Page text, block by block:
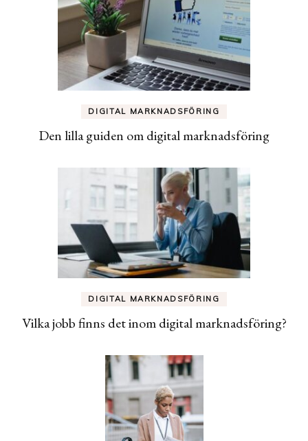
DIGITAL MARKNADSFÖRING
Den lilla guiden om digital marknadsföring
DIGITAL MARKNADSFÖRING
Vilka jobb finns det inom digital marknadsföring?